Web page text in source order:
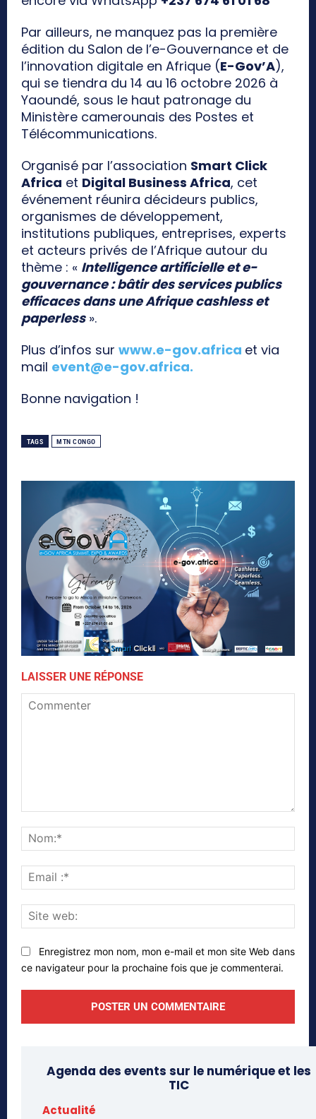
Par ailleurs, ne manquez pas la première
édition du Salon de l’e-Gouvernance et de
l’innovation digitale en Afrique (E-Gov’A),
qui se tiendra du 14 au 16 octobre 2026 à
Yaoundé, sous le haut patronage du
Ministère camerounais des Postes et
Télécommunications.
Organisé par l’association Smart Click
Africa et Digital Business Africa, cet
événement réunira décideurs publics,
organismes de développement,
institutions publiques, entreprises, experts
et acteurs privés de l’Afrique autour du
thème : « Intelligence artificielle et e-
gouvernance : bâtir des services publics
efficaces dans une Afrique cashless et
paperless».
Plus d’infos sur www.e-gov.africa et via
mail event@e-gov.africa.
Bonne navigation !
TAGS MTN CONGO
LAISSER UNE RÉPONSE
:*
web:
Enregistrez mon nom, mon e-mail et mon site Web dans
ce navigateur pour la prochaine fois que je commenterai.
Agenda des events sur le numérique et les
TIC
Actualité